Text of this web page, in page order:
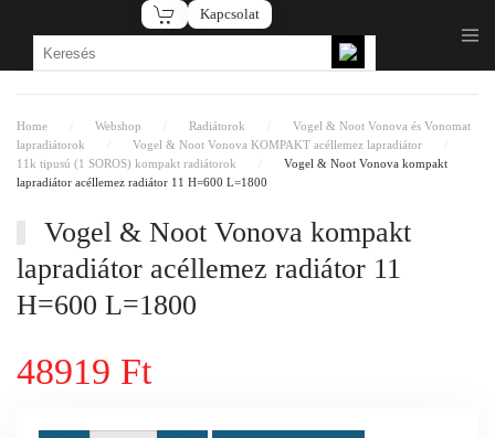
Fő tartalom átugrása
Kapcsolat
Home Webshop Radiátorok
Vogel & Noot Vonova és Vonomat
lapradiátorok
Vogel & Noot Vonova KOMPAKT acéllemez lapradiátor
11k tipusú (1 SOROS) kompakt radiátorok
Vogel & Noot Vonova kompakt
lapradiátor acéllemez radiátor 11 H=600 L=1800
Vogel & Noot Vonova kompakt
lapradiátor acéllemez radiátor 11
H=600 L=1800
48919 Ft